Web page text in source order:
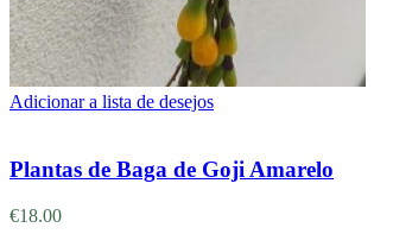
Adicionar a lista de desejos
Plantas de Baga de Goji Amarelo
€18.00